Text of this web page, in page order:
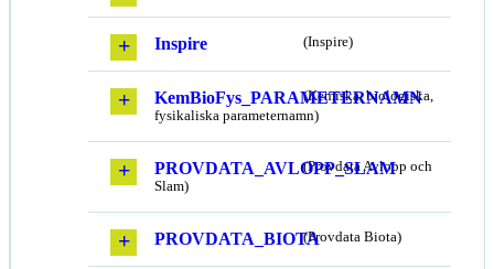
Inspire (Inspire)
KemBioFys_PARAMETERNAMN
(Kemiska, biologiska,
fysikaliska parameternamn)
PROVDATA_AVLOPP_SLAM
(Provdata Avlopp och
Slam)
PROVDATA_BIOTA(Provdata Biota)